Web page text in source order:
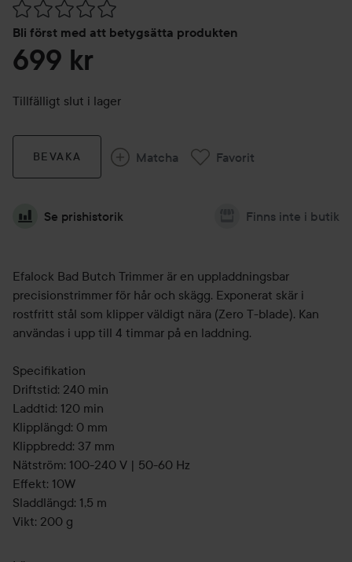
Bli först med att betygsätta produkten
Hoppa till Betyg & kommentarer
699 kr
Tillfälligt slut i lager
BEVAKA Matcha Favorit
Se prishistorik Finns inte i butik
Efalock Bad Butch Trimmer är en uppladdningsbar
precisionstrimmer för hår och skägg. Exponerat skär i
rostfritt stål som klipper väldigt nära (Zero T-blade). Kan
användas i upp till 4 timmar på en laddning.
Specifikation
Driftstid: 240 min
Laddtid: 120 min
Klipplängd: 0 mm
Klippbredd: 37 mm
Nätström: 100-240 V | 50-60 Hz
Effekt: 10W
Sladdlängd: 1,5 m
Vikt: 200 g
Innehåll